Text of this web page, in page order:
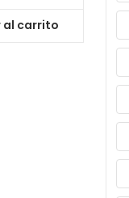
al carrito